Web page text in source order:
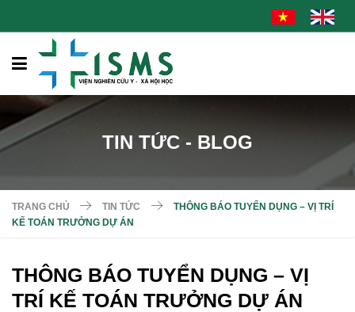
TIN TỨC - BLOG
TRANG CHỦ TIN TỨC
THÔNG BÁO TUYỂN DỤNG – VỊ TRÍ
KẾ TOÁN TRƯỞNG DỰ ÁN
THÔNG BÁO TUYỂN DỤNG – VỊ
TRÍ KẾ TOÁN TRƯỞNG DỰ ÁN